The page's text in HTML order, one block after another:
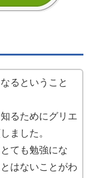
るということ
るためにグリエ
ました。
ても勉強にな
はないことがわ